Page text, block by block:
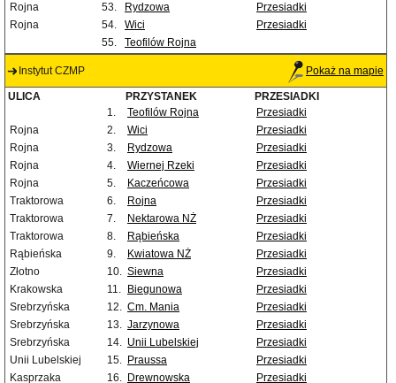
Rojna
53. Rydzowa
Przesiadki
Rojna
54. Wici
Przesiadki
55.
Teofilów Rojna
Instytut CZMP Pokaż na mapie
ULICA PRZYSTANEK
PRZESIADKI
1.
Teofilów Rojna
Przesiadki
Rojna
2. Wici
Przesiadki
Rojna
3. Rydzowa
Przesiadki
Rojna
4. Wiernej Rzeki
Przesiadki
Rojna
5. Kaczeńcowa
Przesiadki
Traktorowa
6. Rojna
Przesiadki
Traktorowa
7. Nektarowa NŻ
Przesiadki
Traktorowa
8. Rąbieńska
Przesiadki
Rąbieńska
9. Kwiatowa NŻ
Przesiadki
Złotno
10. Siewna
Przesiadki
Krakowska
11. Biegunowa
Przesiadki
Srebrzyńska
12. Cm. Mania
Przesiadki
Srebrzyńska
13. Jarzynowa
Przesiadki
Srebrzyńska
14. Unii Lubelskiej
Przesiadki
Unii Lubelskiej
15. Praussa
Przesiadki
Kasprzaka
16. Drewnowska
Przesiadki